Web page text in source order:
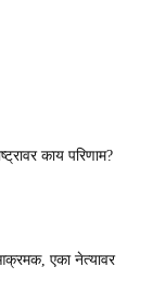
काय परिणाम?
एका नेत्यावर